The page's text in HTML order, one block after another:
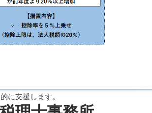
に支援します。